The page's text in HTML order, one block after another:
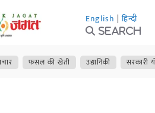
English | हिन्दी
Search
फसल की खेती उद्यानिकी सरकारी